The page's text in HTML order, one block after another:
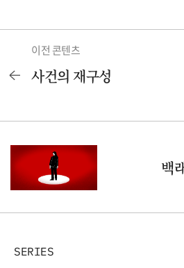
이전 콘텐츠
사건의 재구성
백
SERIES